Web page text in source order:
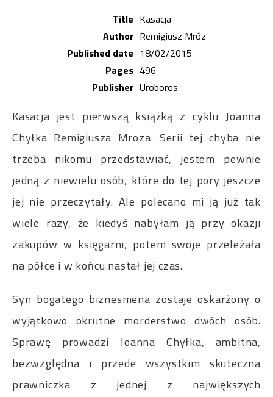
Title Kasacja
Author Remigiusz Mróz
Published date 18/02/2015
Pages 496
Publisher Uroboros
Kasacja jest pierwszą książką z cyklu Joanna
Chyłka Remigiusza Mroza. Serii tej chyba nie
trzeba nikomu przedstawiać, jestem pewnie
jedną z niewielu osób, które do tej pory jeszcze
jej nie przeczytały. Ale polecano mi ją już tak
wiele razy, że kiedyś nabyłam ją przy okazji
zakupów w księgarni, potem swoje przeleżała
na półce i w końcu nastał jej czas.
Syn bogatego biznesmena zostaje oskarżony o
wyjątkowo okrutne morderstwo dwóch osób.
Sprawę prowadzi Joanna Chyłka, ambitna,
bezwzględna i przede wszystkim skuteczna
prawniczka z jednej z największych